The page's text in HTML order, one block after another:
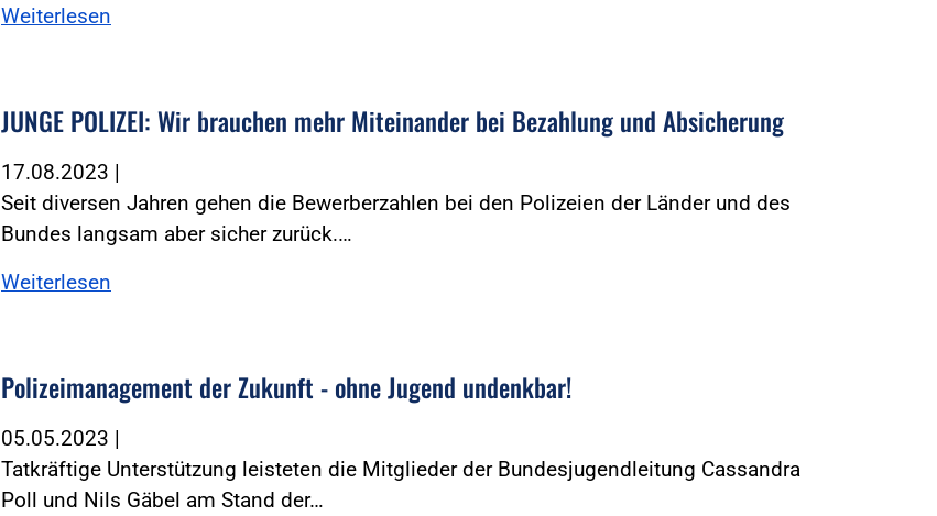
Weiterlesen
JUNGE POLIZEI: Wir brauchen mehr Miteinander bei Bezahlung und Absicherung
17.08.2023 |
Seit diversen Jahren gehen die Bewerberzahlen bei den Polizeien der Länder und des
Bundes langsam aber sicher zurück.…
Weiterlesen
Polizeimanagement der Zukunft - ohne Jugend undenkbar!
05.05.2023 |
Tatkräftige Unterstützung leisteten die Mitglieder der Bundesjugendleitung Cassandra
Poll und Nils Gäbel am Stand der…